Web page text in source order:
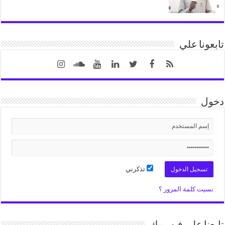
تابعونا علي
دخول
تذكرني
نسيت كلمة المرور ؟